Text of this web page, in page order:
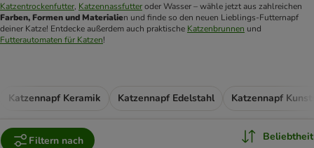
Katzentrockenfutter, Katzennassfutter
Farben, Formen und Materialien und finde so den neuen Lieblings-Futternapf
deiner Katze! Entdecke außerdem auch praktische Katzenbrunnen
Futterautomaten für Katzen
Katzennapf Keramik Katzennapf Edelstahl
Filtern nach Beliebtheit